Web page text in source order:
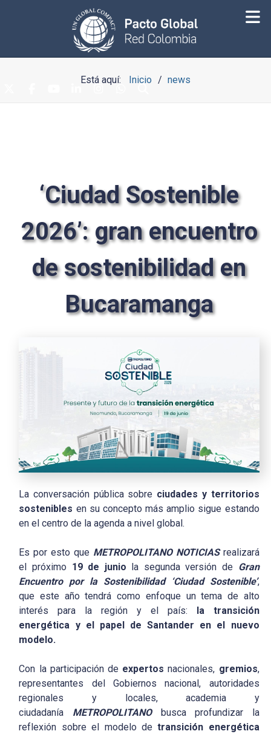
Está aquí: Inicio news
‘Ciudad Sostenible
2026’: gran encuentro
de sostenibilidad en
Bucaramanga
La conversación pública sobre ciudades y territorios
sostenibles en su concepto más amplio sigue estando
en el centro de la agenda a nivel global.
Es por esto que METROPOLITANO NOTICIASrealizará
el próximo 19 de junio la segunda versión de Gran
Encuentro por la Sostenibilidad ‘Ciudad Sostenible’,
que este año tendrá como enfoque un tema de alto
interés para la región y el país:
la transición
energética y el papel de Santander en el nuevo
modelo.
Con la participación de expertos nacionales, gremios,
representantes del Gobiernos nacional, autoridades
regionales y locales, academia y
ciudadanía METROPOLITANObusca profundizar la
reflexión sobre el modelo detransición energética